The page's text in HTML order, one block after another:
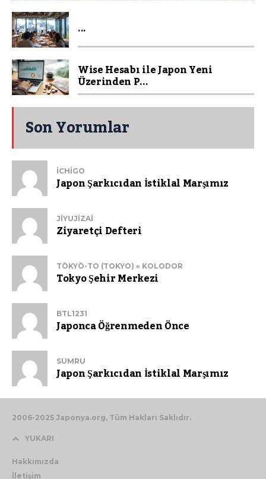
...
Wise Hesabı ile Japon Yeni
Üzerinden P...
Son Yorumlar
ICHIGO
Japon Şarkıcıdan İstiklal Marşımız
JIYUJIZAI
Ziyaretçi Defteri
TŌKYŌ-TO (TOKYO) « KOLODOR
Tokyo Şehir Merkezi
BTL1231
Japonca Öğrenmeden Önce
SUMRU
Japon Şarkıcıdan İstiklal Marşımız
2006-2025 Japonya.org, Tüm Hakları Saklıdır.
YUKARI
Hakkımızda
İletişim